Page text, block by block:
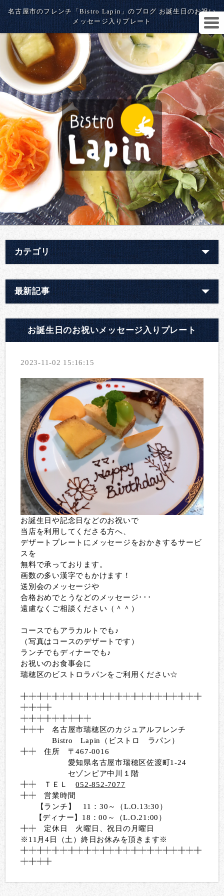
名古屋市のフレンチ「Bistro Lapin」のブログ お誕生日のお祝い
メッセージ入りプレート
カテゴリ
最新記事
お誕生日のお祝いメッセージ入りプレート
2023-11-02 15:16:15
お誕生日や記念日などのお祝いで
当店を利用してくださる方へ、
デザートプレートにメッセージをおかきするサービ
スを
無料で承っております。
画数の多い漢字でもかけます！
送別会のメッセージや
合格おめでとうなどのメッセージ･･･
遠慮なくご相談ください（＾＾）
コースでもアラカルトでも♪
（写真はコースのデザートです）
ランチでもディナーでも♪
お祝いのお食事会に
瑞穂区のビストロラパンをご利用ください☆
╋┿╋┿╋┿╋┿╋┿╋┿╋┿╋┿╋┿╋┿╋┿╋
┿╋┿╋
┿╋┿╋┿╋┿╋┿
╋┿╋名古屋市瑞穂区のカジュアルフレンチ
Bistro Lapin（ビストロ ラパン）
╋┿住所 〒467-0016
愛知県名古屋市瑞穂区佐渡町1-24
セゾンピア中川１階
╋┿
ＴＥＬ052-852-7077
╋┿営業時間
【ランチ】 11：30～（L.O.13:30）
【ディナー】18：00～（L.O.21:00）
╋┿ 定休日 火曜日、祝日の月曜日
※11月4日（土）終日お休みを頂きます※
╋┿╋┿╋┿╋┿╋┿╋┿╋┿╋┿╋┿╋┿╋┿╋
┿╋┿╋